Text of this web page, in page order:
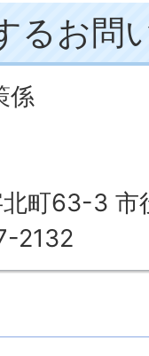
るお問
係
町63-3 市
2132